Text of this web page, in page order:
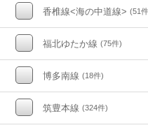
香椎線<海の中道線> (51
福北ゆたか線 (75件)
博多南線 (18件)
筑豊本線 (324件)